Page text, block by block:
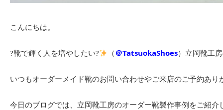
こんにちは。
?靴で輝く人を増やしたい? （ ＠TatsuokaShoes）立岡靴工
いつもオーダーメイド靴のお問い合わせやご来店のご予約あり
今日のブログでは、立岡靴工房のオーダー靴製作事例をご紹介